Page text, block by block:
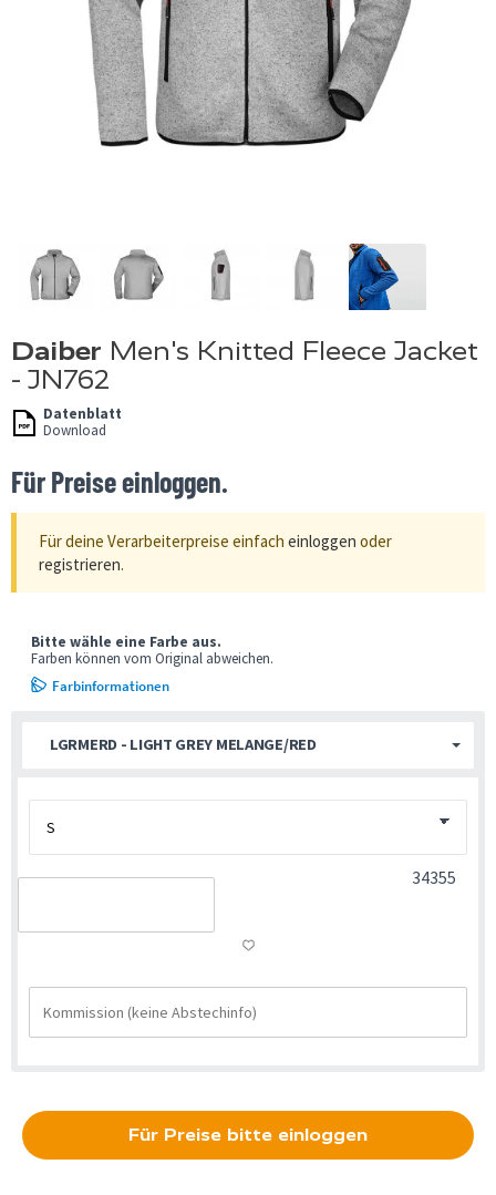
Daiber Men's Knitted Fleece Jacket
- JN762
Datenblatt
Download
Für Preise einloggen.
Für deine Verarbeiterpreise einfach einloggen oder
registrieren.
LGRMERD - LIGHT GREY MELANGE/RED
Bitte wähle eine Farbe aus.
Farben können vom Original abweichen.
Farbinformationen
34355
Für Preise bitte einloggen